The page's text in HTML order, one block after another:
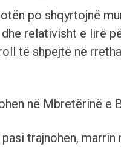
po shqyrtojnë
relativisht e lirë
të shpejtë në
në Mbretërinë e
trajnohen,